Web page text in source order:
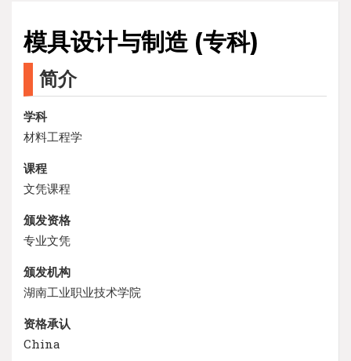
模具设计与制造 (专科)
简介
学科
材料工程学
课程
文凭课程
颁发资格
专业文凭
颁发机构
湖南工业职业技术学院
资格承认
China